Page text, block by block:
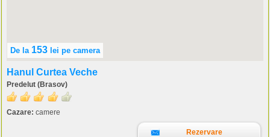
De la 153 lei pe camera
Hanul Curtea Veche
Predelut (Brasov)
Cazare: camere
Rezervare